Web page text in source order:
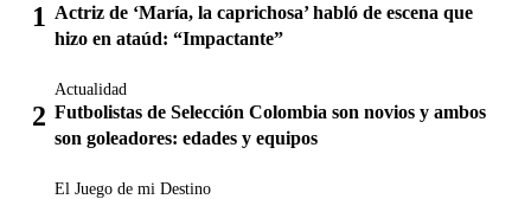
Actriz de ‘María, la caprichosa’ habló de escena que
hizo en ataúd: “Impactante”
Actualidad
Futbolistas de Selección Colombia son novios y ambos
son goleadores: edades y equipos
El Juego de mi Destino